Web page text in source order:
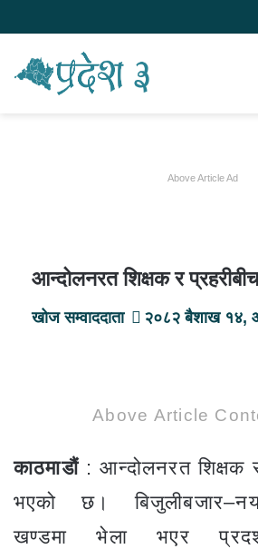
Above Article Ad
आन्दोलनरत शिक्षक र
खोज सम्वाददाता २०८२ बैशाख १४,
Above Article
काठमाडौं: आन्दोलनरत शिक्षक
भएको छ।
खण्डमा भेला भएर